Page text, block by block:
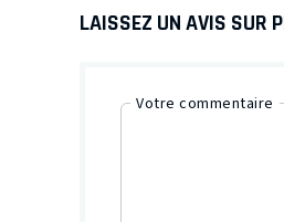
LAISSEZ UN AVIS SUR
Votre commentaire